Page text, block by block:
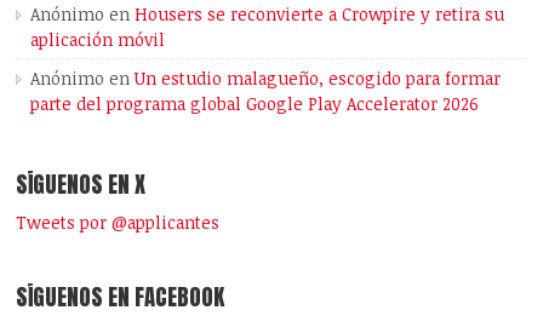
Anónimo enHousers se reconvierte a Crowpire y retira su
aplicación móvil
Anónimo enUn estudio malagueño, escogido para formar
parte del programa global Google Play Accelerator 2026
SÍGUENOS EN X
Tweets por @applicantes
SÍGUENOS EN FACEBOOK